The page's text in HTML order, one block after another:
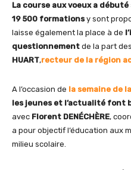
La course aux voeux a
19 500 formationsy sont
laisse également la place à de
questionnement de la part
HUART,recteur de la région
A l’occasion de la semaine de
les jeunes et l’actualité font
avec Florent DENÉCHÈRE,
a pour objectif l’éducation aux
milieu scolaire.